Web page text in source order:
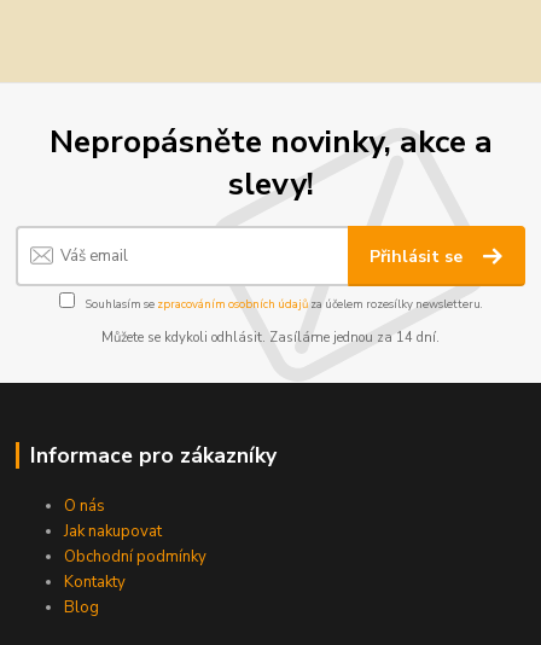
Nepropásněte novinky, akce a
slevy!
Přihlásit se
Souhlasím se zpracováním osobních údajůza účelem rozesílky newsletteru.
Můžete se kdykoli odhlásit. Zasíláme jednou za 14 dní.
Informace pro zákazníky
O nás
Jak nakupovat
Obchodní podmínky
Kontakty
Blog